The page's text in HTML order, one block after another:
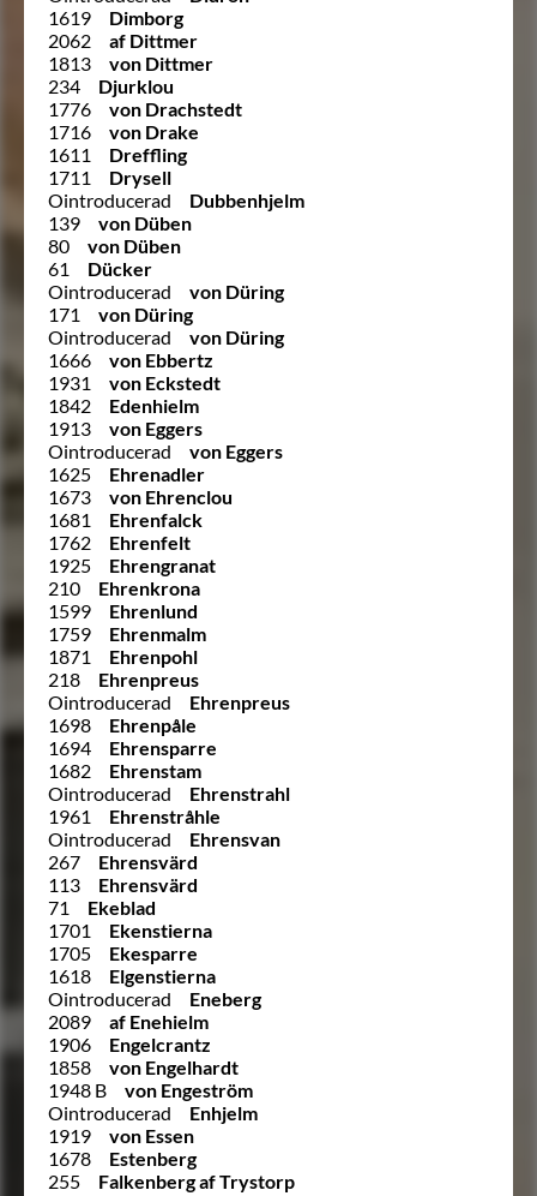
1619
Dimborg
2062
af Dittmer
1813
von Dittmer
234
Djurklou
1776
von Drachstedt
1716
von Drake
1611
Dreffling
1711
Drysell
Ointroducerad
Dubbenhjelm
139
von Düben
80
von Düben
61
Dücker
Ointroducerad
von Düring
171
von Düring
Ointroducerad
von Düring
1666
von Ebbertz
1931
von Eckstedt
1842
Edenhielm
1913
von Eggers
Ointroducerad
von Eggers
1625
Ehrenadler
1673
von Ehrenclou
1681
Ehrenfalck
1762
Ehrenfelt
1925
Ehrengranat
210
Ehrenkrona
1599
Ehrenlund
1759
Ehrenmalm
1871
Ehrenpohl
218
Ehrenpreus
Ointroducerad
Ehrenpreus
1698
Ehrenpåle
1694
Ehrensparre
1682
Ehrenstam
Ointroducerad
Ehrenstrahl
1961
Ehrenstråhle
Ointroducerad
Ehrensvan
267
Ehrensvärd
113
Ehrensvärd
71
Ekeblad
1701
Ekenstierna
1705
Ekesparre
1618
Elgenstierna
Ointroducerad
Eneberg
2089
af Enehielm
1906
Engelcrantz
1858
von Engelhardt
1948 B
von Engeström
Ointroducerad
Enhjelm
1919
von Essen
1678
Estenberg
255
Falkenberg af Trystorp